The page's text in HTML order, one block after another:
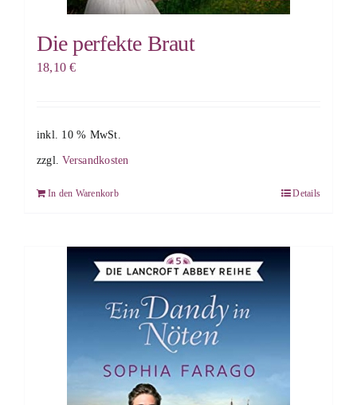
Die perfekte Braut
18,10€
inkl. 10 % MwSt.
zzgl.Versandkosten
In den Warenkorb Details